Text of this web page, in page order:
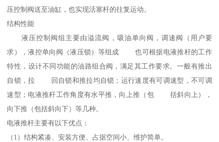
压控制阀送至油缸，也实现活塞杆的往复运动。
结构性能
液压控制阀组主要由溢流阀，吸油单向阀，调速阀（用户要
求），液控单向阀（液压锁）等组成 也可根据电液推杆的工作
特性，设计不同功能的油路组合阀，满足其工作要求。一般有推出
自锁，拉 回自锁和推拉均自锁；运行速度有可调速型，不可调
速型；电液推杆工作角度有水平推，向上推（包 括斜向上），
向下推（包括斜向下）等几种。
电液推杆主要有以下优点：
（1）结构紧凑、安装方便、占据空间小、维护简单。